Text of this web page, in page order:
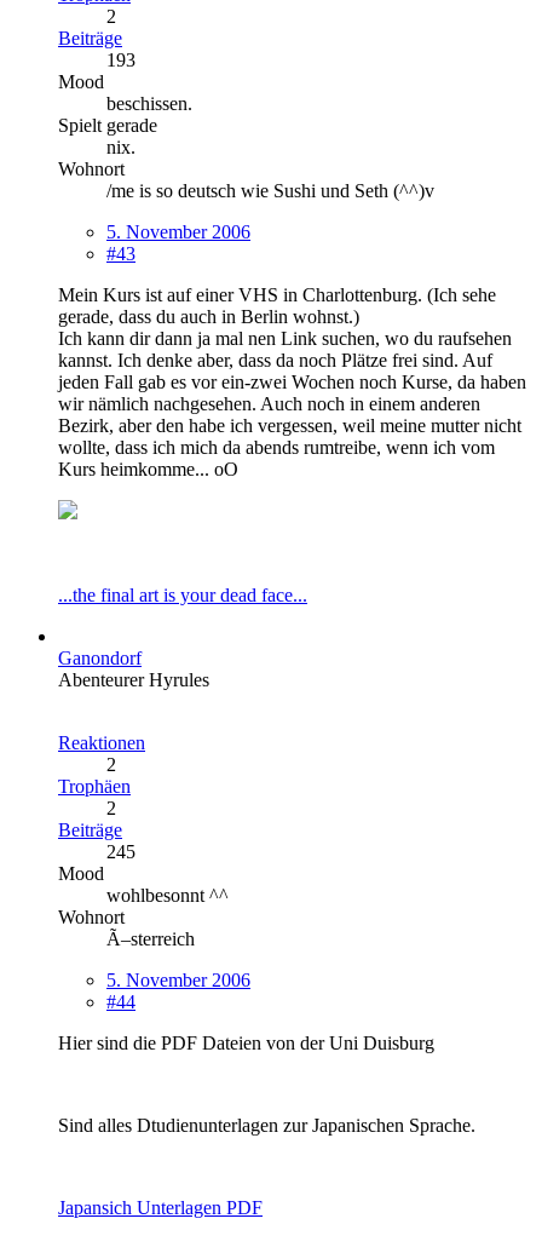
2
Beiträge
193
Mood
beschissen.
Spielt gerade
nix.
Wohnort
/me is so deutsch wie Sushi und Seth (^^)v
5. November 2006
#43
Mein Kurs ist auf einer VHS in Charlottenburg. (Ich sehe
gerade, dass du auch in Berlin wohnst.)
Ich kann dir dann ja mal nen Link suchen, wo du raufsehen
kannst. Ich denke aber, dass da noch Plätze frei sind. Auf
jeden Fall gab es vor ein-zwei Wochen noch Kurse, da haben
wir nämlich nachgesehen. Auch noch in einem anderen
Bezirk, aber den habe ich vergessen, weil meine mutter nicht
wollte, dass ich mich da abends rumtreibe, wenn ich vom
Kurs heimkomme... oO
...the final art is your dead face...
Ganondorf
Abenteurer Hyrules
Reaktionen
2
Trophäen
2
Beiträge
245
Mood
wohlbesonnt ^^
Wohnort
Ã–sterreich
5. November 2006
#44
Hier sind die PDF Dateien von der Uni Duisburg
Sind alles Dtudienunterlagen zur Japanischen Sprache.
Japansich Unterlagen PDF